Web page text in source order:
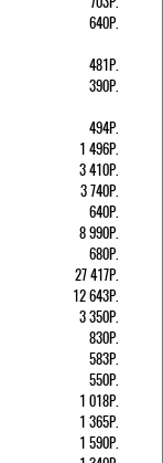
640Р.
481Р.
390Р.
494Р.
1 496Р.
3 410Р.
3 740Р.
640Р.
8 990Р.
680Р.
27 417Р.
12 643Р.
3 350Р.
830Р.
583Р.
550Р.
1 018Р.
1 365Р.
1 590Р.